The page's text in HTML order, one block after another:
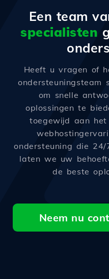
Een team
specialisten
Heeft u vragen of
om snelle
oplossingen te
toegewijd aan
ondersteuning die
laten we uw
de beste
Neem nu